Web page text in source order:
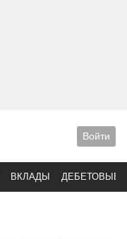
Войти
ВКЛАДЫ ДЕБЕТОВЫЕ